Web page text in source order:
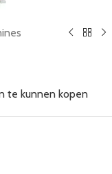
te kunnen kopen